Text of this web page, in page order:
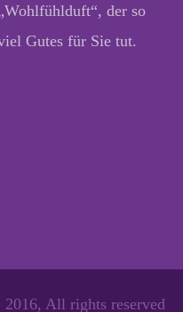
der so
Gutes für Sie tut.
All rights reserved